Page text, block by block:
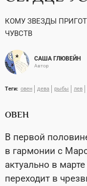
КОМУ ЗВЕЗДЫ
ЧУВСТВ
САША ГЛЮВЕЙН
Автор
Теги: овен дева рыбы лев
ОВЕН
В первой
в гармонии с
актуально в
переходит в